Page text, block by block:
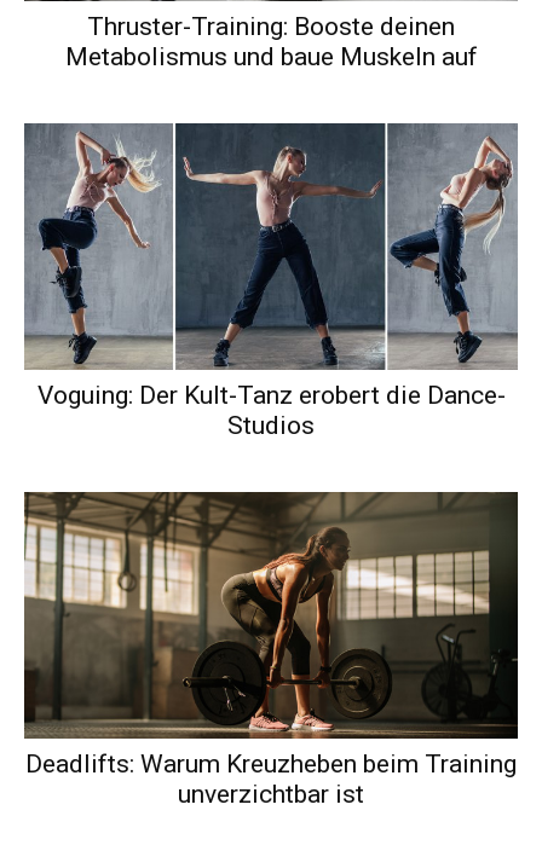
Thruster-Training: Booste deinen
Metabolismus und baue Muskeln auf
Voguing: Der Kult-Tanz erobert die Dance-
Studios
Deadlifts: Warum Kreuzheben beim Training
unverzichtbar ist